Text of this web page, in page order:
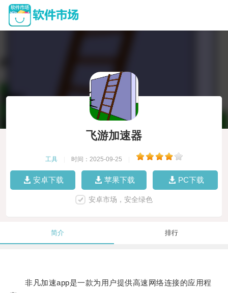
飞游加速器
工具 时间：2025-09-25
安卓下载 苹果下载 PC下载
安卓市场，安全绿色
简介 排行
非凡加速app是一款为用户提供高速网络连接的应用程